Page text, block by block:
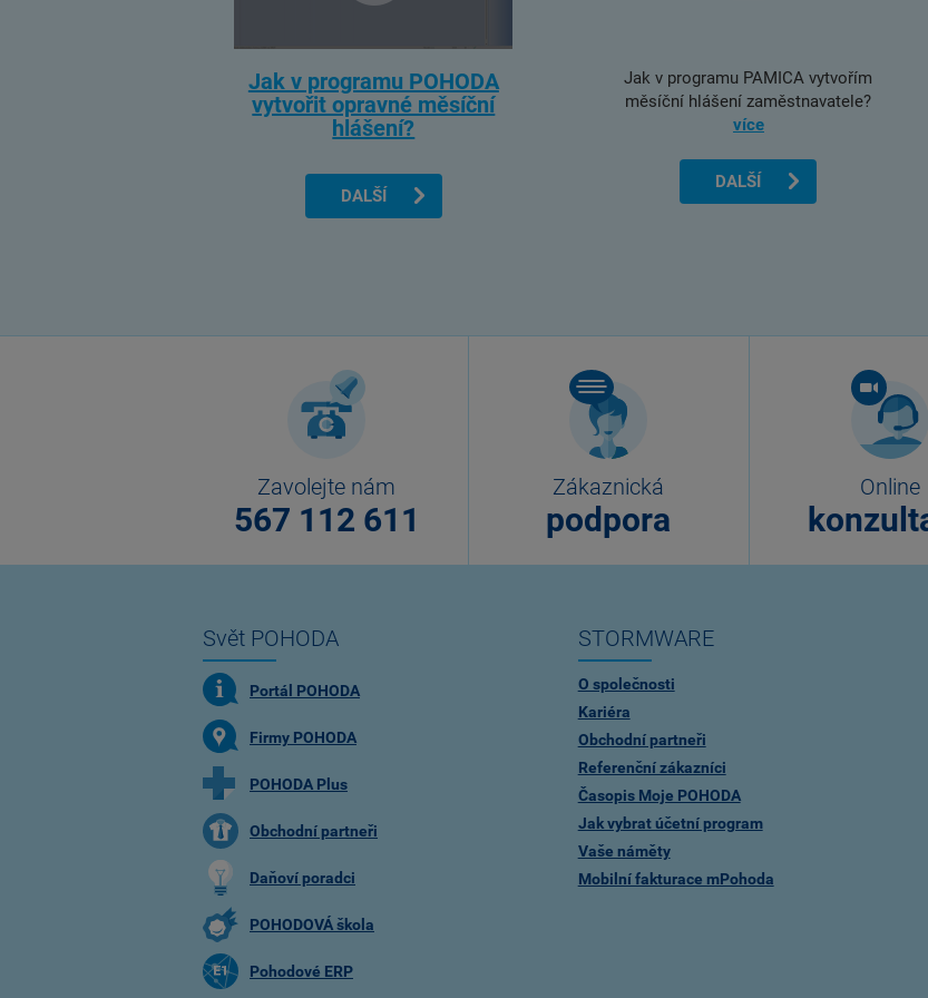
Jak v programu POHODA
vytvořit opravné měsíční
hlášení?
DALŠÍ
Jak v programu PAMICA vytvořím
měsíční hlášení zaměstnavatele?
více
DALŠÍ
Zavolejte nám
567 112 611
Zákaznická
podpora
Online
Svět POHODA
Portál POHODA
Firmy POHODA
POHODA Plus
Obchodní partneři
Daňoví poradci
POHODOVÁ škola
Pohodové ERP
STORMWARE
O společnosti
Kariéra
Obchodní partneři
Referenční zákazníci
Časopis Moje POHODA
Jak vybrat účetní program
Vaše náměty
Mobilní fakturace mPohoda